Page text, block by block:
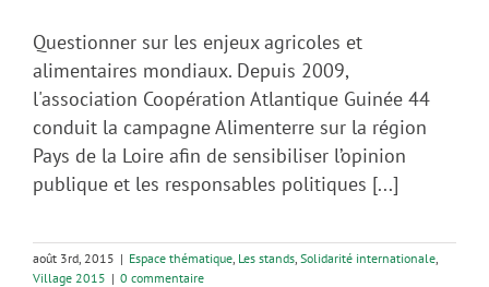
Questionner sur les enjeux agricoles et
alimentaires mondiaux. Depuis 2009,
l'association Coopération Atlantique Guinée 44
conduit la campagne Alimenterre sur la région
Pays de la Loire afin de sensibiliser l’opinion
publique et les responsables politiques [...]
août 3rd, 2015 | Espace thématique Les stands Solidarité internationale
Village 2015 | 0 commentaire